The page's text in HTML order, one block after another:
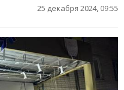
25 декабря 2024, 09:55